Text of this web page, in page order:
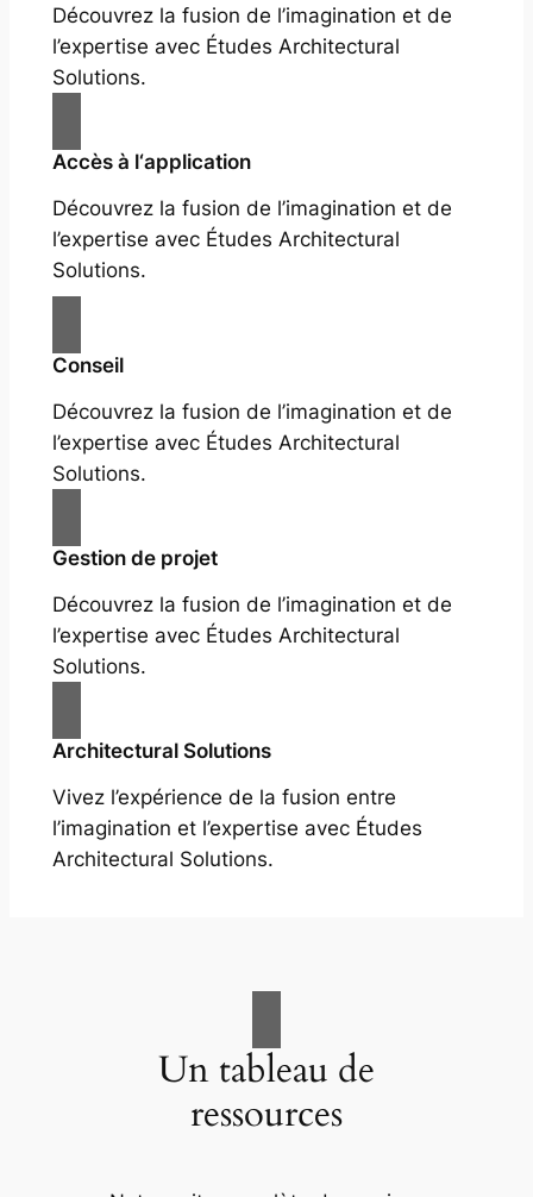
Découvrez la fusion de l’imagination et de
l’expertise avec Études Architectural
Solutions.
Accès à l‘application
Découvrez la fusion de l’imagination et de
l’expertise avec Études Architectural
Solutions.
Conseil
Découvrez la fusion de l’imagination et de
l’expertise avec Études Architectural
Solutions.
Gestion de projet
Découvrez la fusion de l’imagination et de
l’expertise avec Études Architectural
Solutions.
Architectural Solutions
Vivez l’expérience de la fusion entre
l’imagination et l’expertise avec Études
Architectural Solutions.
Un tableau de
ressources